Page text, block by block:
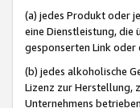
(a) jedes Produkt oder
eine Dienstleistung, die
gesponserten Link oder
(b) jedes alkoholische
Lizenz zur Herstellung,
Unternehmens